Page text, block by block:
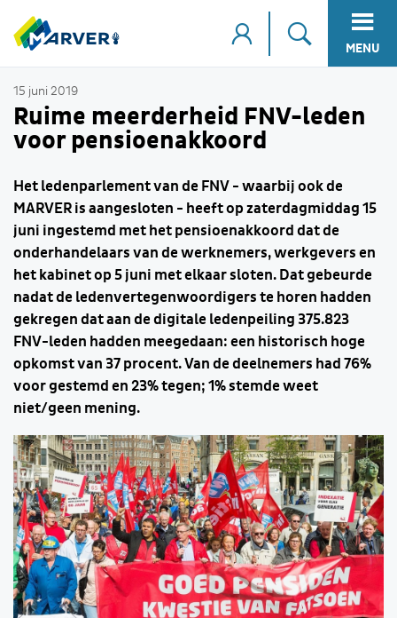
MENU
15 juni 2019
Ruime meerderheid FNV-leden
voor pensioenakkoord
Het ledenparlement van de FNV - waarbij ook de
MARVER is aangesloten - heeft op zaterdagmiddag 15
juni ingestemd met het pensioenakkoord dat de
onderhandelaars van de werknemers, werkgevers en
het kabinet op 5 juni met elkaar sloten. Dat gebeurde
nadat de ledenvertegenwoordigers te horen hadden
gekregen dat aan de digitale ledenpeiling 375.823
FNV-leden hadden meegedaan: een historisch hoge
opkomst van 37 procent. Van de deelnemers had 76%
voor gestemd en 23% tegen; 1% stemde weet
niet/geen mening.